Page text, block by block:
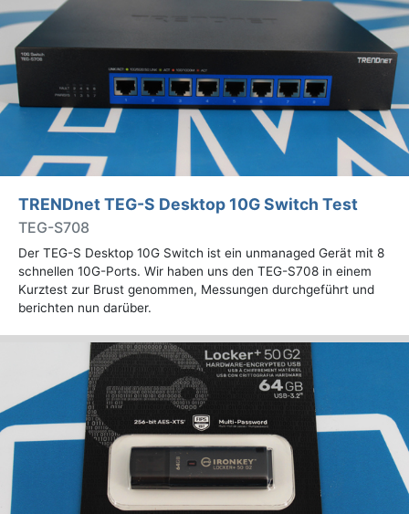
TRENDnet TEG-S Desktop 10G Switch Test
TEG-S708
Der TEG-S Desktop 10G Switch ist ein unmanaged Gerät mit 8
schnellen 10G-Ports. Wir haben uns den TEG-S708 in einem
Kurztest zur Brust genommen, Messungen durchgeführt und
berichten nun darüber.